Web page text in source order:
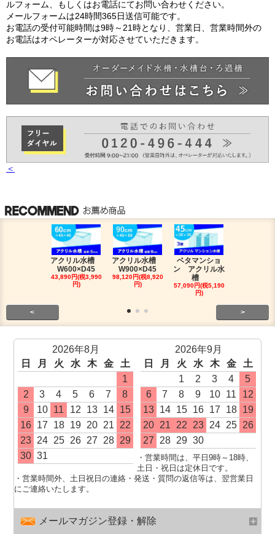
ルフォーム、もしくはお電話にてお問い合わせください。
メールフォームは24時間365日送信可能です。
お電話の受付可能時間は9時～21時となり、営業日、営業時間外の
お電話はオペレーターが対応させていただきます。
＜
アクリル水槽
W600×D45
43,890円(税3,990
円)
アクリル水槽
W900×D45
98,120円(税8,920
円)
ベタマンショ
ン アクリル水
槽
57,090円(税5,190
円)
< >
2026年8月
日
月 火 水 木 金
土
1
2
3 4 5 6 7
8
9
10 11 12 13 14 15
16 17 18 19 20 21
22
23 24 25 26 27 28 29
30 31
2026年9月
日
月 火 水 木 金
土
1
2 3 4
5
6
7 8 9 10 11
12
13 14 15 16 17 18 19
20 21 22 23 24 25 26
27
28 29 30
・営業時間は、平日9時～18時、
土日・祝日は定休日です。
・営業時間外、土日祝日の連絡・発送・質問の返信等は、翌営業日
にご連絡いたします。
メールマガジン登録・解除